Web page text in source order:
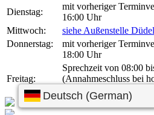
Dienstag:
mit vorheriger
16:00 Uhr
Mittwoch:
siehe Außenstelle
Donnerstag:
mit vorheriger
18:00 Uhr
Freitag:
Sprechzeit von 08:00
(Annahmeschluss bei
Uhr)